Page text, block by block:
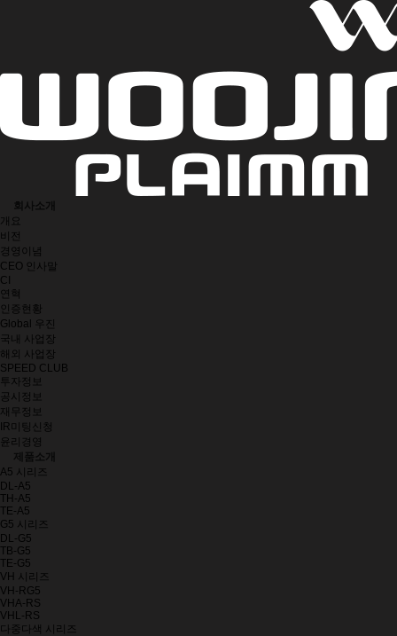
회사소개
개요
비전
경영이념
CEO 인사말
CI
연혁
인증현황
Global 우진
국내 사업장
해외 사업장
SPEED CLUB
투자정보
공시정보
재무정보
IR미팅신청
윤리경영
제품소개
A5 시리즈
DL-A5
TH-A5
TE-A5
G5 시리즈
DL-G5
TB-G5
TE-G5
VH 시리즈
VH-RG5
VHA-RS
VHL-RS
다중다색 시리즈